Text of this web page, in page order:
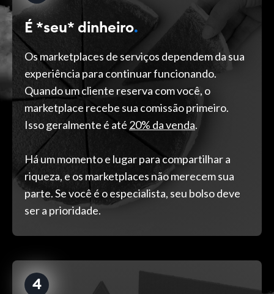
É *seu* dinheiro.
Os marketplaces de serviços dependem da sua
experiência para continuar funcionando.
Quando um cliente reserva com você, o
marketplace recebe sua comissão primeiro.
Isso geralmente é até 20% da venda.
Há um momento e lugar para compartilhar a
riqueza, e os marketplaces não merecem sua
parte. Se você é o especialista, seu bolso deve
ser a prioridade.
4